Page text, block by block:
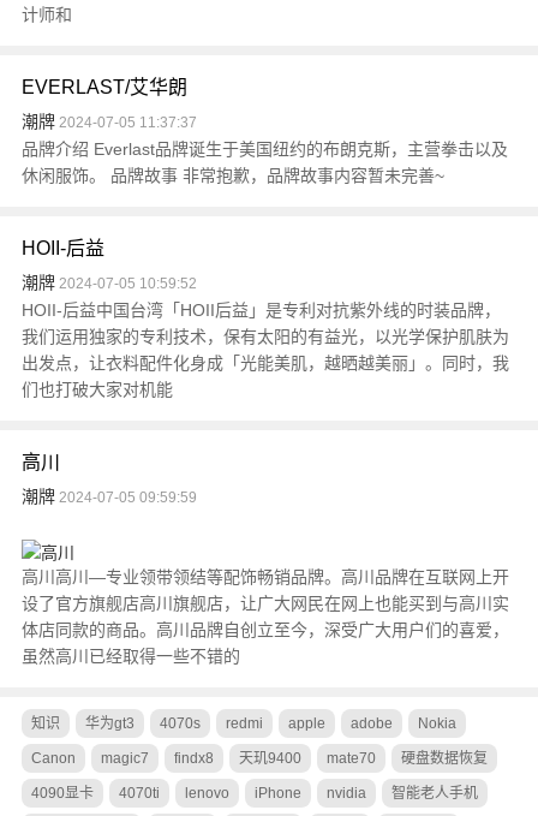
计师和
EVERLAST/艾华朗
潮牌2024-07-05 11:37:37
品牌介绍 Everlast品牌诞生于美国纽约的布朗克斯，主营拳击以及
休闲服饰。 品牌故事 非常抱歉，品牌故事内容暂未完善~
HOII-后益
潮牌2024-07-05 10:59:52
HOII-后益中国台湾「HOII后益」是专利对抗紫外线的时装品牌，
我们运用独家的专利技术，保有太阳的有益光，以光学保护肌肤为
出发点，让衣料配件化身成「光能美肌，越晒越美丽」。同时，我
们也打破大家对机能
高川
潮牌2024-07-05 09:59:59
高川高川—专业领带领结等配饰畅销品牌。高川品牌在互联网上开
设了官方旗舰店高川旗舰店，让广大网民在网上也能买到与高川实
体店同款的商品。高川品牌自创立至今，深受广大用户们的喜爱，
虽然高川已经取得一些不错的
知识 华为gt3 4070s redmi apple adobe Nokia
Canon magic7 findx8 天玑9400 mate70 硬盘数据恢复
4090显卡 4070ti lenovo iPhone nvidia 智能老人手机